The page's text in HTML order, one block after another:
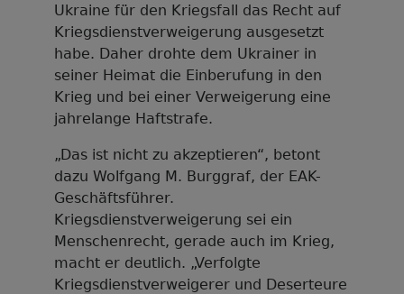
Ukraine für den Kriegsfall das Recht auf
Kriegsdienstverweigerung ausgesetzt
habe. Daher drohte dem Ukrainer in
seiner Heimat die Einberufung in den
Krieg und bei einer Verweigerung eine
jahrelange Haftstrafe.
„Das ist nicht zu akzeptieren“, betont
dazu Wolfgang M. Burggraf, der EAK-
Geschäftsführer.
Kriegsdienstverweigerung sei ein
Menschenrecht, gerade auch im Krieg,
macht er deutlich. „Verfolgte
Kriegsdienstverweigerer und Deserteure